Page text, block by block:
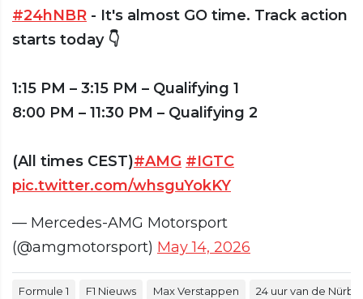
#24hNBR - It's almost GO time. Track action
starts today 👇
1:15 PM – 3:15 PM – Qualifying 1
8:00 PM – 11:30 PM – Qualifying 2
(All times CEST)#AMG #IGTC
pic.twitter.com/whsguYokKY
— Mercedes-AMG Motorsport
(@amgmotorsport) May 14, 2026
Formule 1 F1 Nieuws Max Verstappen 24 uur van de